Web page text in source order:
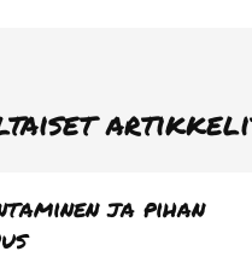
ja pihan